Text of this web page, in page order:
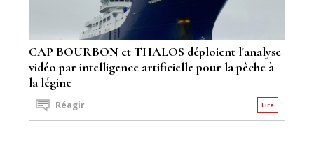
CAP BOURBON et THALOS déploient l'analyse
vidéo par intelligence artificielle pour la pêche à
la légine
Lire
Réagir